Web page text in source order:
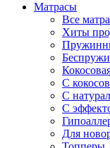
Матрасы
Все
Хиты
С
С
С
Для